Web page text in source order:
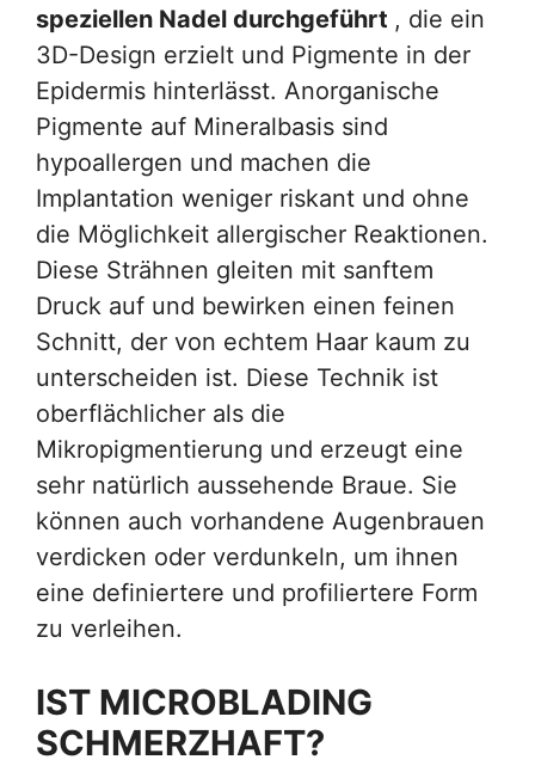
speziellen Nadel durchgeführt , die ein
3D-Design erzielt und Pigmente in der
Epidermis hinterlässt. Anorganische
Pigmente auf Mineralbasis sind
hypoallergen und machen die
Implantation weniger riskant und ohne
die Möglichkeit allergischer Reaktionen.
Diese Strähnen gleiten mit sanftem
Druck auf und bewirken einen feinen
Schnitt, der von echtem Haar kaum zu
unterscheiden ist. Diese Technik ist
oberflächlicher als die
Mikropigmentierung und erzeugt eine
sehr natürlich aussehende Braue. Sie
können auch vorhandene Augenbrauen
verdicken oder verdunkeln, um ihnen
eine definiertere und profiliertere Form
zu verleihen.
IST MICROBLADING
SCHMERZHAFT?